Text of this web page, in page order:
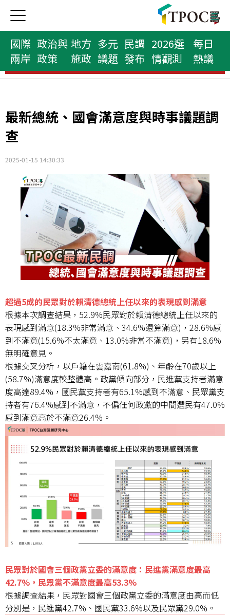
國際
兩岸
政治與
政策
地方
施政
多元
議題
民調
發布
2026選
情觀測
每日
熱議
縣市首長榜
最新總統、國會滿意度與時事議題調
查
2025-01-15 14:30:33
超過5成的民眾對於賴清德總統上任以來的表現感到滿意
根據本次調查結果，52.9%民眾對於賴清德總統上任以來的
表現感到滿意(18.3%非常滿意、34.6%還算滿意)，28.6%感
到不滿意(15.6%不太滿意、13.0%非常不滿意)，另有18.6%
無明確意見。
根據交叉分析，以戶籍在雲嘉南(61.8%)、年齡在70歲以上
(58.7%)滿意度較整體高。政黨傾向部分，民進黨支持者滿意
度高達89.4%，國民黨支持者有65.1%感到不滿意、民眾黨支
持者有76.4%感到不滿意，不偏任何政黨的中間選民有47.0%
感到滿意高於不滿意26.4%。
民眾對於國會三個政黨立委的滿意度：民進黨滿意度最高
42.7%，民眾黨不滿意度最高53.3%
根據調查結果，民眾對國會三個政黨立委的滿意度由高而低
分別是，民進黨42.7%、國民黨33.6%以及民眾黨29.0%。